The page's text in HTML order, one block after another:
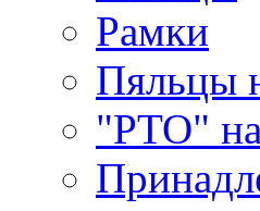
Рамки
Пяльцы
"РТО"